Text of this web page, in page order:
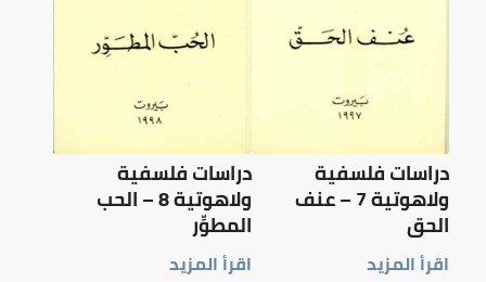
دراسات فلسفية
ولاهوتية 7 – عنف
الحق
اقرأ المزيد
دراسات فلسفية
ولاهوتية 8 – الحب
المطوِّر
اقرأ المزيد